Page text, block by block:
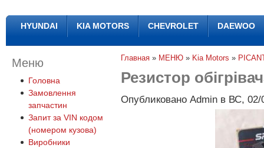
HYUNDAI KIA MOTORS CHEVROLET DAEWOO
Меню
Головна
Замовлення
запчастин
Запит за VIN кодом
(номером кузова)
Виробники
Главная » МЕНЮ » Kia Motors »
Резистор
Опубликовано Admin в ВС, 02/